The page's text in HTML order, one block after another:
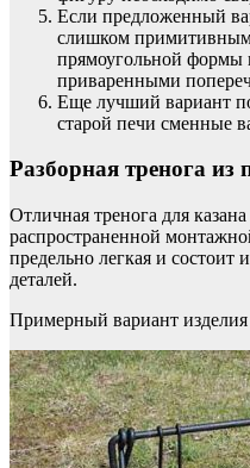
Если предложенный
слишком
прямоугольной формы
приваренными
Еще лучший вариант
старой печи сменные
Разборная тренога из
Отличная тренога для
распространенной
предельно легкая и
деталей.
Примерный вариант изделия